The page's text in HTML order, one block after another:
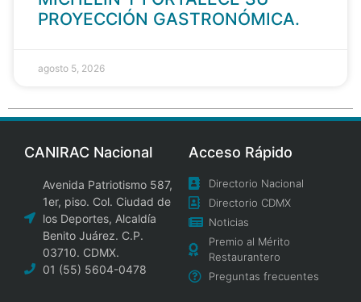
PROYECCIÓN GASTRONÓMICA.
agosto 5, 2026
CANIRAC Nacional
Avenida Patriotismo 587,
1er, piso. Col. Ciudad de
los Deportes, Alcaldía
Benito Juárez. C.P.
03710. CDMX.
01 (55) 5604-0478
Acceso Rápido
Directorio Nacional
Directorio CDMX
Noticias
Premio al Mérito
Restaurantero
Preguntas frecuentes